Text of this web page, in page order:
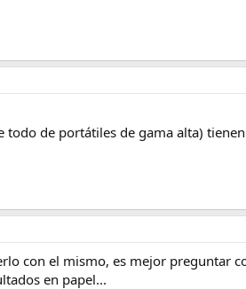
de portátiles de gama alta)
con el mismo, es mejor preguntar
en papel...